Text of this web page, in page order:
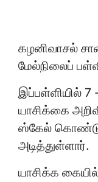
கழனிவாசல்
மேல்நிலைப்
இப்பள்ளியில் 7
யாசிக்கை
ஸ்கேல்
அடித்துள்ளார்.
யாசிக்க